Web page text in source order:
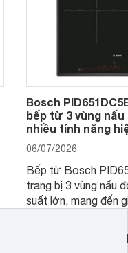
Bosch
bếp từ 3 vùng
nhiều tính năng
06/07/2026
Bếp từ Bosch
trang bị 3 vùng nấu
suất lớn, mang đến